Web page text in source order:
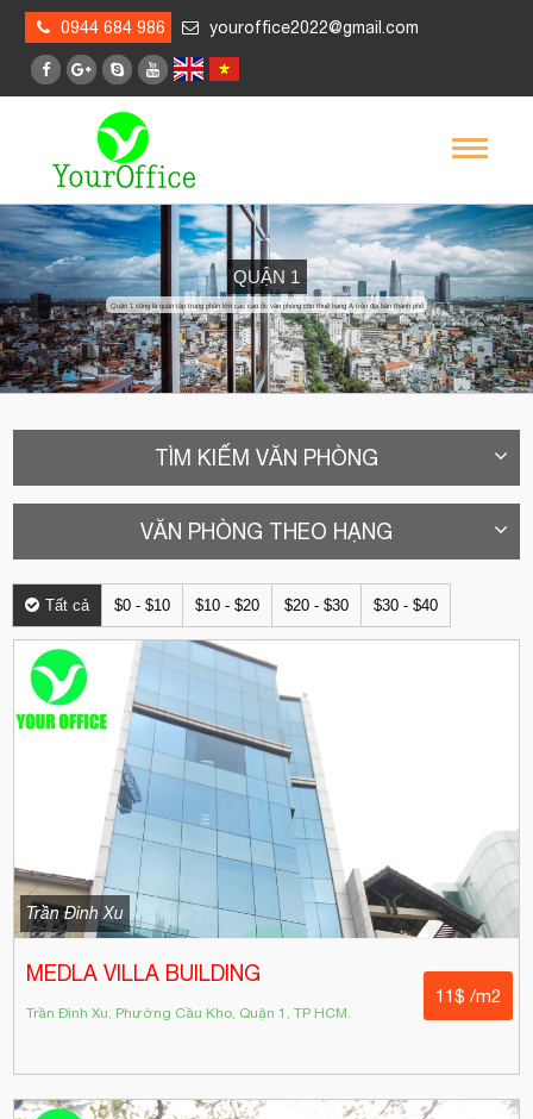
0944 684 986 youroffice2022@gmail.com
QUẬN 1
Quận 1 cũng là quận tập trung phần lớn các cao ốc văn phòng cho thuê hạng A trên địa bàn thành phố
TÌM KIẾM VĂN PHÒNG
VĂN PHÒNG THEO HẠNG
Tất cả $0 - $10 $10 - $20 $20 - $30 $30 - $40
Trần Đình Xu
MEDLA VILLA BUILDING
Trần Đình Xu, Phường Cầu Kho, Quận 1, TP HCM.
11$ /m2